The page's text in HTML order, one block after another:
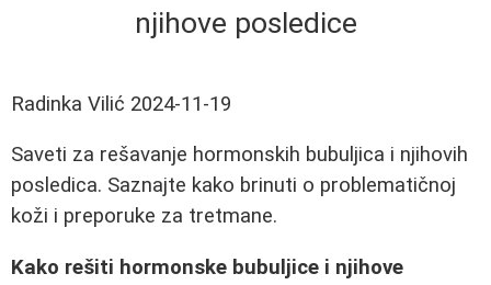
njihove posledice
Radinka Vilić 2024-11-19
Saveti za rešavanje hormonskih bubuljica i njihovih
posledica. Saznajte kako brinuti o problematičnoj
koži i preporuke za tretmane.
Kako rešiti hormonske bubuljice i njihove